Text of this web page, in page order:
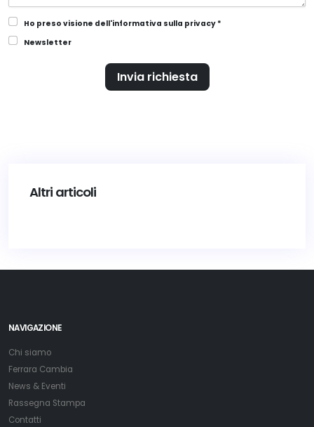
Ho preso visione dell'informativa sulla privacy *
Newsletter
Invia richiesta
Altri articoli
NAVIGAZIONE
Chi siamo
Ferrara Cambia
News & Eventi
Rassegna Stampa
Contatti